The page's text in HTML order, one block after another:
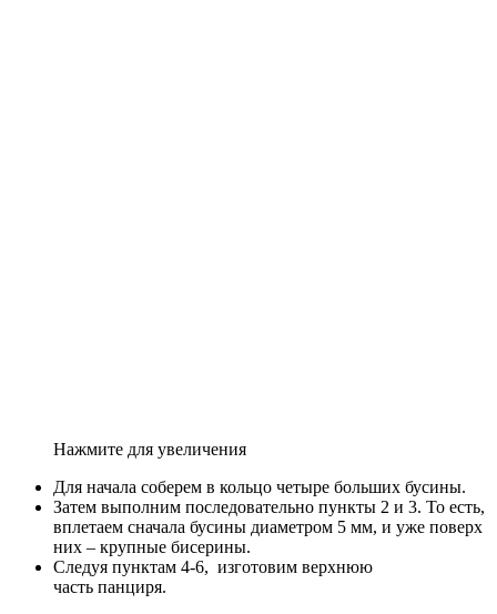
Нажмите для увеличения
Для начала соберем в кольцо четыре больших бусины.
Затем выполним последовательно пункты 2 и 3. То есть,
вплетаем сначала бусины диаметром 5 мм, и уже поверх
них – крупные бисерины.
Следуя пунктам 4-6, изготовим верхнюю
часть панциря.